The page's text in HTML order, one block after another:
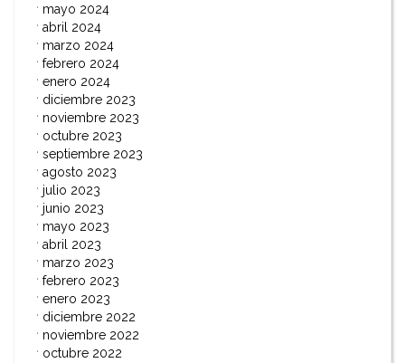
mayo 2024
abril 2024
marzo 2024
febrero 2024
enero 2024
diciembre 2023
noviembre 2023
octubre 2023
septiembre 2023
agosto 2023
julio 2023
junio 2023
mayo 2023
abril 2023
marzo 2023
febrero 2023
enero 2023
diciembre 2022
noviembre 2022
octubre 2022